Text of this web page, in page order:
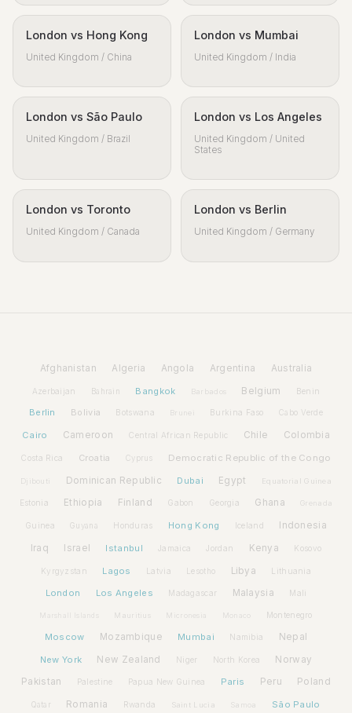
London vs Hong Kong
United Kingdom / China
London vs Mumbai
United Kingdom / India
London vs São Paulo
United Kingdom / Brazil
London vs Los Angeles
United Kingdom / United
States
London vs Toronto
United Kingdom / Canada
London vs Berlin
United Kingdom / Germany
Afghanistan Algeria Angola Argentina Australia
Azerbaijan Bahrain Bangkok Barbados Belgium Benin
Berlin Bolivia Botswana Brunei Burkina Faso Cabo Verde
Cairo Cameroon Central African Republic Chile Colombia
Costa Rica Croatia Cyprus Democratic Republic of the Congo
Djibouti Dominican Republic Dubai Egypt Equatorial Guinea
Estonia Ethiopia Finland Gabon Georgia Ghana Grenada
Guinea Guyana Honduras Hong Kong Iceland Indonesia
Iraq Israel Istanbul Jamaica Jordan Kenya Kosovo
Kyrgyzstan Lagos Latvia Lesotho Libya Lithuania
London Los Angeles Madagascar Malaysia Mali
Marshall Islands Mauritius Micronesia Monaco Montenegro
Moscow Mozambique Mumbai Namibia Nepal
New York New Zealand Niger North Korea Norway
Pakistan Palestine Papua New Guinea Paris Peru Poland
Qatar Romania Rwanda Saint Lucia Samoa São Paulo